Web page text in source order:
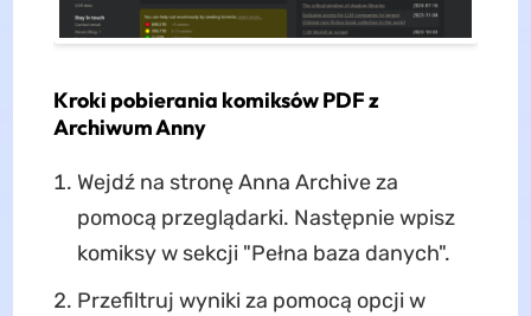
Kroki pobierania komiksów PDF z
Archiwum Anny
Wejdź na stronę Anna Archive za
pomocą przeglądarki. Następnie wpisz
komiksy w sekcji "Pełna baza danych".
Przefiltruj wyniki za pomocą opcji w